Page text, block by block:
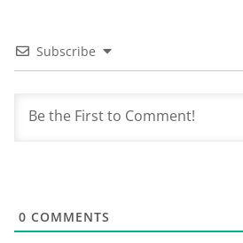
Subscribe
0 COMMENTS